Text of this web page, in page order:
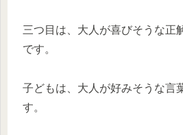
三つ目は、大人が喜びそうな正
です。
子どもは、大人が好みそうな言
す。